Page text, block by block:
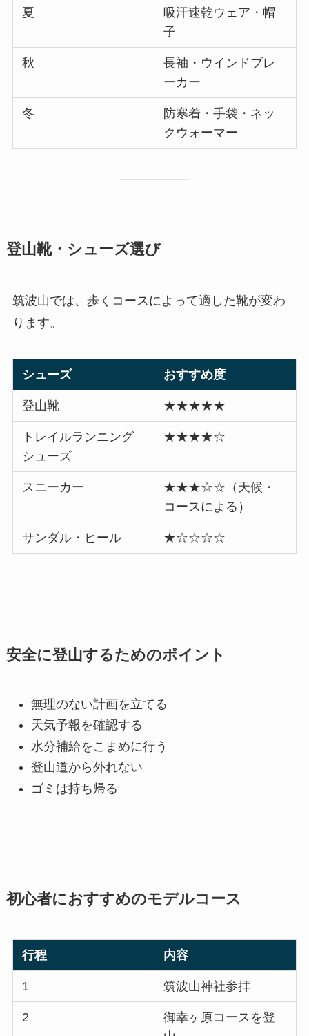
夏
吸汗速乾ウェア・帽
子
秋
長袖・ウインドブレ
ーカー
冬
防寒着・手袋・ネッ
クウォーマー
登山靴・シューズ選び
筑波山では、歩くコースによって適した靴が変わ
ります。
シューズ おすすめ度
登山靴 ★★★★★
トレイルランニング
シューズ
★★★★☆
スニーカー
★★★☆☆（天候・
コースによる）
サンダル・ヒール ★☆☆☆☆
安全に登山するためのポイント
無理のない計画を立てる
天気予報を確認する
水分補給をこまめに行う
登山道から外れない
ゴミは持ち帰る
初心者におすすめのモデルコース
行程 内容
1 筑波山神社参拝
2
御幸ヶ原コースを登